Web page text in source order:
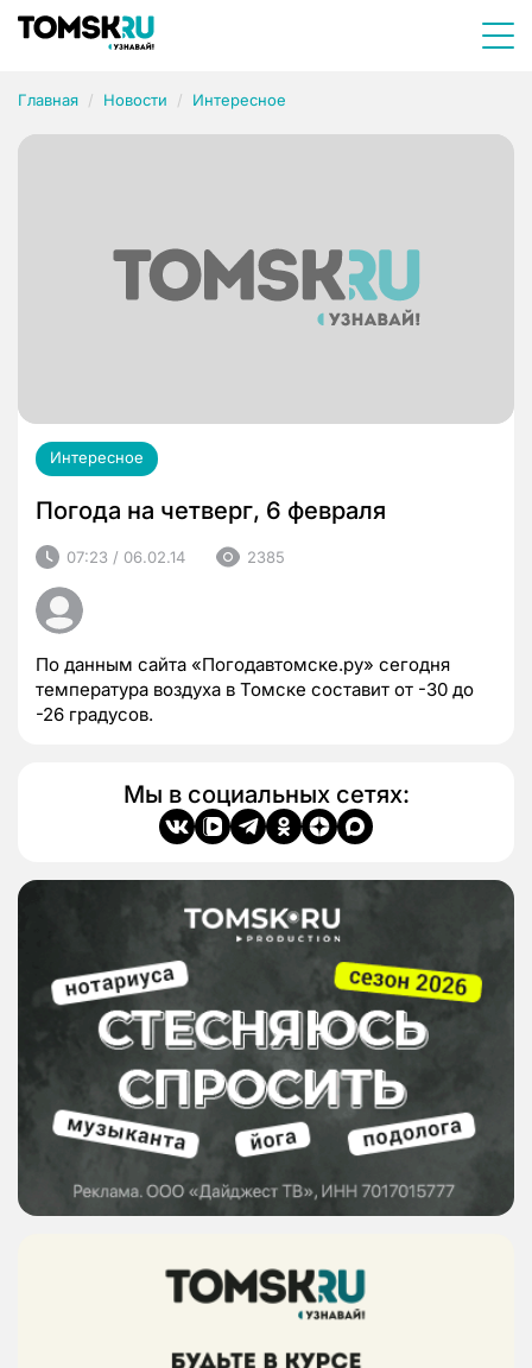
Главная Новости Интересное
Интересное
Погода на четверг, 6 февраля
07:23 / 06.02.14 2385
По данным сайта «Погодавтомске.ру» сегодня
температура воздуха в Томске составит от -30 до
-26 градусов.
Мы в социальных сетях: